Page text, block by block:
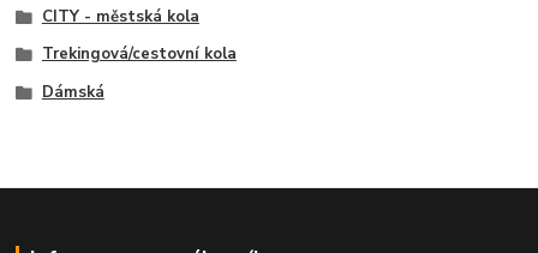
CITY - městská kola
Trekingová/cestovní kola
Dámská